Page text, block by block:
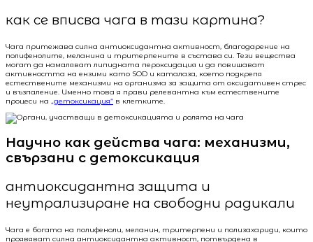
как се вписва чага в тази картина?
Чага притежава силна антиоксидантна активност, благодарение на
полифенолите, меланина и тритерпените в състава си. Тези вещества
могат да намаляват липидната пероксидация и да повишават
активността на ензими като SOD и каталаза, което подкрепя
естествените механизми на организма за защита от оксидативен стрес
и възпаление. Именно това я прави релевантна към естествените
процеси на „детоксикация“ в клетките.
Научно как действа чага: механизми,
свързани с детоксикация
антиоксидантна защита и
неутрализиране на свободни радикали
Чага е богата на полифеноли, меланин, тритерпени и полизахариди, които
проявяват силна антиоксидантна активност, потвърдена в